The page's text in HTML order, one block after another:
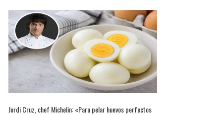
Jordi Cruz, chef Michelin: «Para pelar huevos perfectos